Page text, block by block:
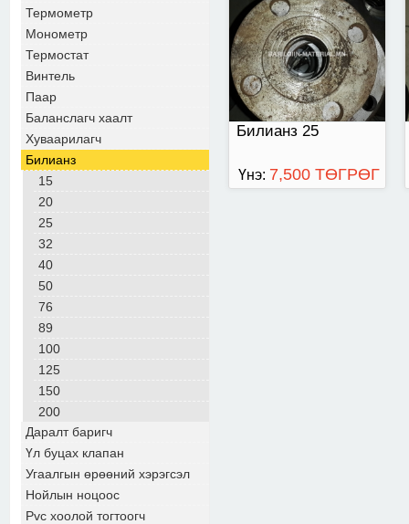
Термометр
Монометр
Термостат
Винтель
Паар
Баланслагч хаалт
Хуваарилагч
Билианз
15
20
25
32
40
50
76
89
100
125
150
200
Даралт баригч
Үл буцах клапан
Угаалгын өрөөний хэрэгсэл
Нойлын ноцоос
Pvc хоолой тогтоогч
Билианз 25
Үнэ: 7,500 ТӨГРӨГ